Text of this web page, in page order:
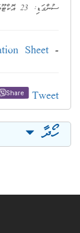
ސުންގަޑި: 23 އޮކްޓޫބަރު 2023 10:00
-
Sheet
Tweet
Share
ހޯދާ